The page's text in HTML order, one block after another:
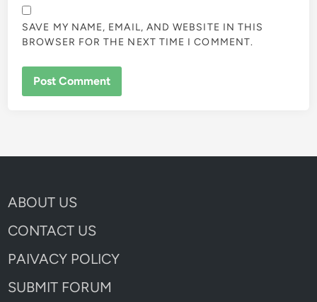
SAVE MY NAME, EMAIL, AND WEBSITE IN THIS
BROWSER FOR THE NEXT TIME I COMMENT.
ABOUT US
CONTACT US
PAIVACY POLICY
SUBMIT FORUM